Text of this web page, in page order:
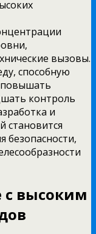
вызовы.
способную
повышать
контроль
и
становится
безопасности,
с высоким